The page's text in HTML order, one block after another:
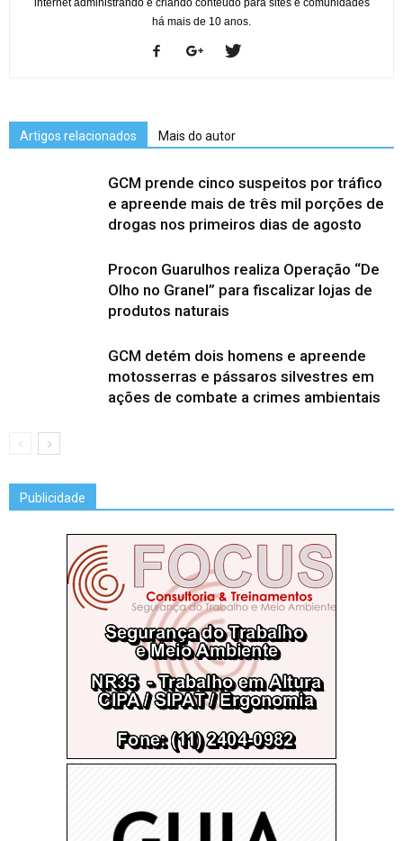
internet administrando e criando conteúdo para sites e comunidades
há mais de 10 anos.
Artigos relacionados Mais do autor
GCM prende cinco suspeitos por tráfico
e apreende mais de três mil porções de
drogas nos primeiros dias de agosto
Procon Guarulhos realiza Operação “De
Olho no Granel” para fiscalizar lojas de
produtos naturais
GCM detém dois homens e apreende
motosserras e pássaros silvestres em
ações de combate a crimes ambientais
Publicidade